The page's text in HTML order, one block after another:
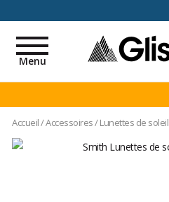
Toggle
navigation
Menu
Accueil/Accessoires/Lunettes de soleil